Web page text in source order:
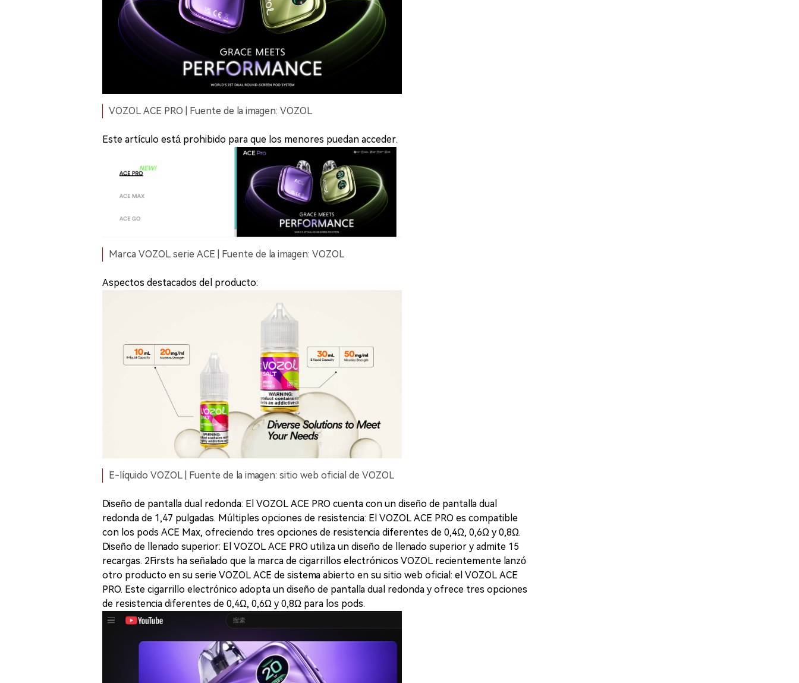
VOZOL ACE PRO | Fuente de la imagen: VOZOL
Este artículo está prohibido para que los menores puedan acceder.
Marca VOZOL serie ACE | Fuente de la imagen: VOZOL
Aspectos destacados del producto:
E-líquido VOZOL | Fuente de la imagen: sitio web oficial de VOZOL
Diseño de pantalla dual redonda: El VOZOL ACE PRO cuenta con un diseño de pantalla dual
redonda de 1,47 pulgadas. Múltiples opciones de resistencia: El VOZOL ACE PRO es compatible
con los pods ACE Max, ofreciendo tres opciones de resistencia diferentes de 0,4Ω, 0,6Ω y 0,8Ω.
Diseño de llenado superior: El VOZOL ACE PRO utiliza un diseño de llenado superior y admite 15
recargas. 2Firsts ha señalado que la marca de cigarrillos electrónicos VOZOL recientemente lanzó
otro producto en su serie VOZOL ACE de sistema abierto en su sitio web oficial: el VOZOL ACE
PRO. Este cigarrillo electrónico adopta un diseño de pantalla dual redonda y ofrece tres opciones
de resistencia diferentes de 0,4Ω, 0,6Ω y 0,8Ω para los pods.